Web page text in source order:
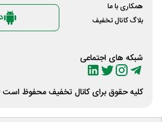
همکاری با ما
بلاگ کانال تخفیف
شبکه های اجتماعی
کلیه حقوق برای کانال تخفیفمحفوظ است ©